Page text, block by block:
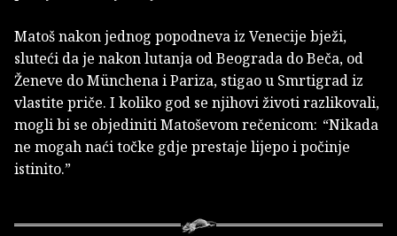
Matoš nakon jednog popodneva iz Venecije bježi,
sluteći da je nakon lutanja od Beograda do Beča, od
Ženeve do Münchena i Pariza, stigao u Smrtigrad iz
vlastite priče. I koliko god se njihovi životi razlikovali,
mogli bi se objediniti Matoševom rečenicom: “Nikada
ne mogah naći točke gdje prestaje lijepo i počinje
istinito.”